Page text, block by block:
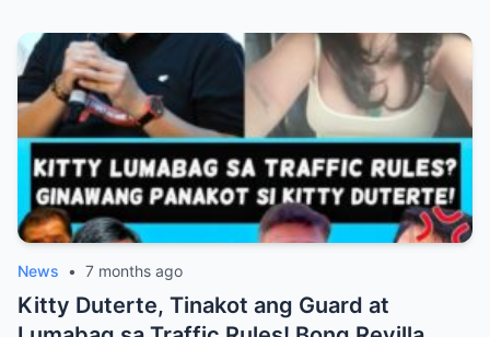
News • 7 months ago
Kitty Duterte, Tinakot ang Guard at